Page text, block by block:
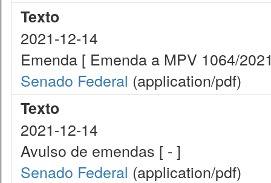
Texto
2021-12-14
Emenda [ Emenda a MPV 1064/
Senado Federal (application/pdf)
Texto
2021-12-14
Avulso de emendas [ - ]
Senado Federal (application/pdf)